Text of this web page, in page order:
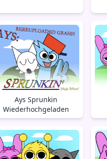
Ays Sprunkin
Wiederhochgeladen